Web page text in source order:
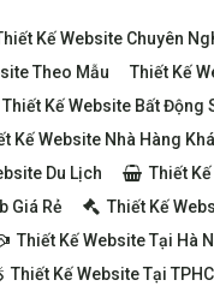
Kế Website Chuyên
Theo Mẫu
Thiết Kế
Thiết Kế Website Bất Động
Kế Website Nhà Hàng
Du Lịch
Thiết
Giá Rẻ
Thiết Kế
Thiết Kế Website Tại Hà
Thiết Kế Website Tại